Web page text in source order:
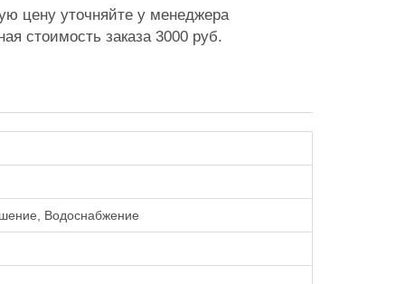
цену уточняйте у менеджера
стоимость заказа 3000 руб.
Водоснабжение